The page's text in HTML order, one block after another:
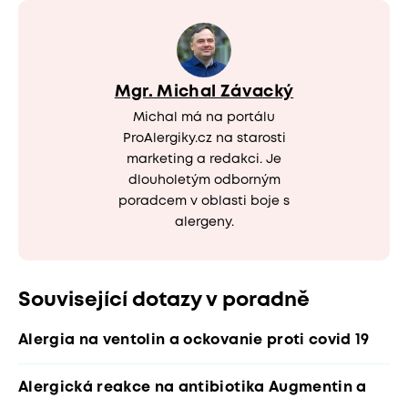
Mgr. Michal Závacký
Michal má na portálu
ProAlergiky.cz na starosti
marketing a redakci. Je
dlouholetým odborným
poradcem v oblasti boje s
alergeny.
Související dotazy v poradně
Alergia na ventolin a ockovanie proti covid 19
Alergická reakce na antibiotika Augmentin a